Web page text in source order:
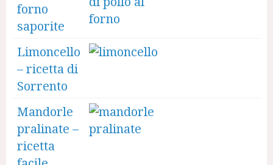
forno
saporite
Limoncello
– ricetta di
Sorrento
Mandorle
pralinate –
ricetta